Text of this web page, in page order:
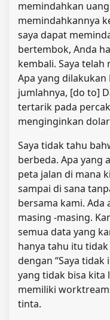
memindahkan
memindahkannya
saya dapat
bertembok, Anda
kembali. Saya telah
Apa yang dilakukan
jumlahnya, [do to]
tertarik pada
menginginkan dolar
Saya tidak tahu
berbeda. Apa yang
peta jalan di mana
sampai di sana
bersama kami. Ada
masing -masing.
semua data yang
hanya tahu itu
dengan “Saya
yang tidak bisa kita
memiliki
tinta.